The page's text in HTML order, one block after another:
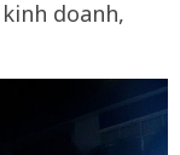
doanh,